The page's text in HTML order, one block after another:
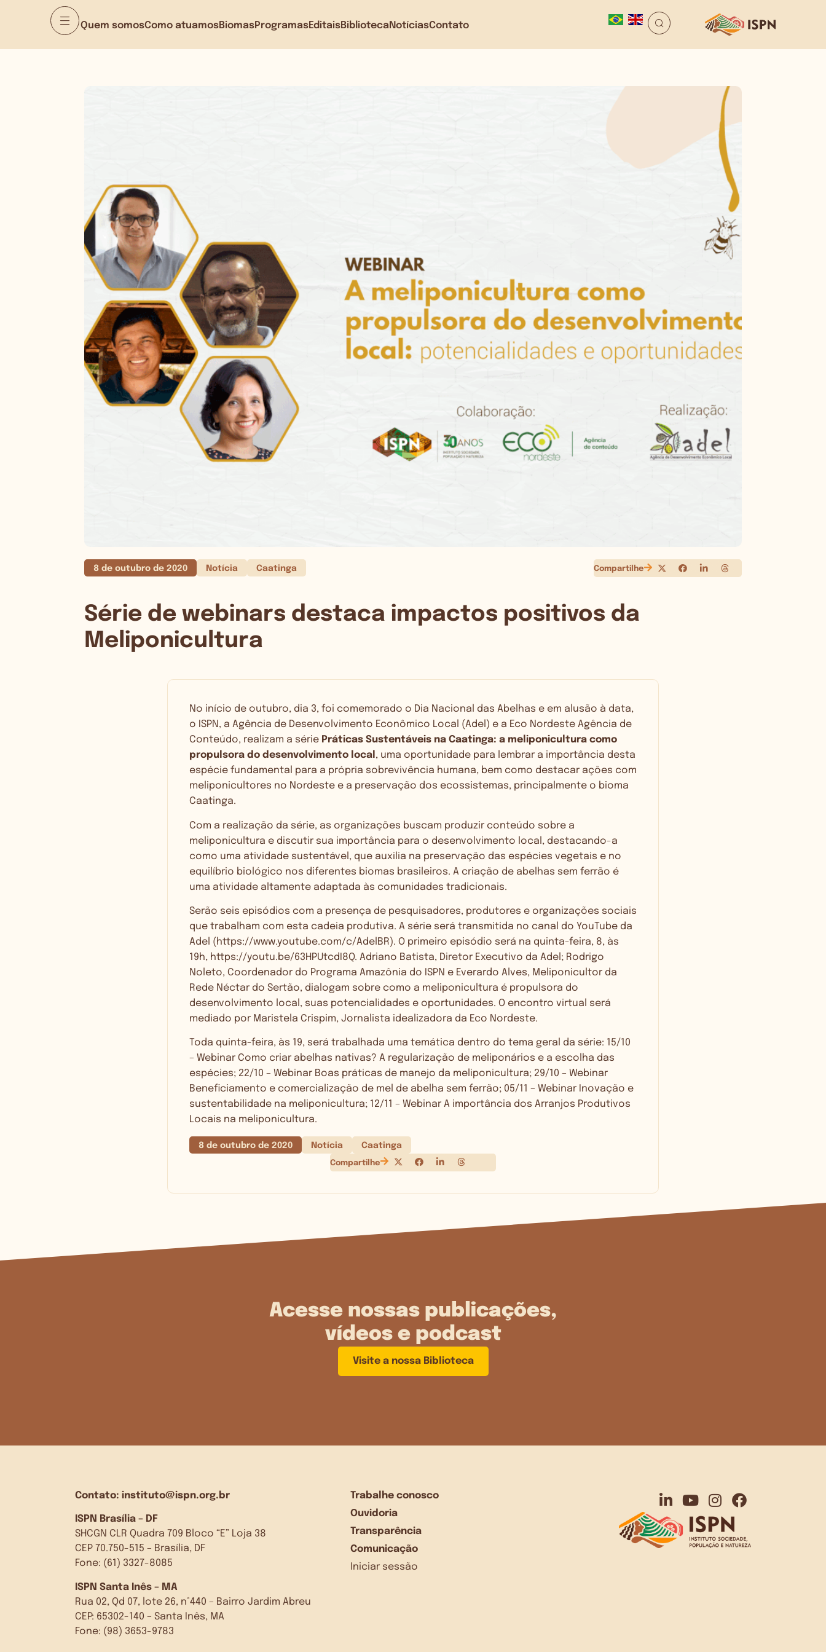
Quem somosComo atuamosBiomasProgramasEditaisBibliotecaNotíciasContato
8 de outubro de 2020 Notícia Caatinga Compartilhe
Série de webinars destaca impactos positivos da
Meliponicultura
No início de outubro, dia 3, foi comemorado o Dia Nacional das Abelhas e em alusão à data,
o ISPN, a Agência de Desenvolvimento Econômico Local (Adel) e a Eco Nordeste Agência de
Conteúdo, realizam a série Práticas Sustentáveis na Caatinga: a meliponicultura como
propulsora do desenvolvimento local , uma oportunidade para lembrar a importância desta
espécie fundamental para a própria sobrevivência humana, bem como destacar ações com
meliponicultores no Nordeste e a preservação dos ecossistemas, principalmente o bioma
Caatinga.
Com a realização da série, as organizações buscam produzir conteúdo sobre a
meliponicultura e discutir sua importância para o desenvolvimento local, destacando-a
como uma atividade sustentável, que auxilia na preservação das espécies vegetais e no
equilíbrio biológico nos diferentes biomas brasileiros. A criação de abelhas sem ferrão é
uma atividade altamente adaptada às comunidades tradicionais.
Serão seis episódios com a presença de pesquisadores, produtores e organizações sociais
que trabalham com esta cadeia produtiva. A série será transmitida no canal do YouTube da
Adel (https://www.youtube.com/c/AdelBR). O primeiro episódio será na quinta-feira, 8, às
19h, https://youtu.be/63HPUtcdI8Q. Adriano Batista, Diretor Executivo da Adel; Rodrigo
Noleto, Coordenador do Programa Amazônia do ISPN e Everardo Alves, Meliponicultor da
Rede Néctar do Sertão, dialogam sobre como a meliponicultura é propulsora do
desenvolvimento local, suas potencialidades e oportunidades. O encontro virtual será
mediado por Maristela Crispim, Jornalista idealizadora da Eco Nordeste.
Toda quinta-feira, às 19, será trabalhada uma temática dentro do tema geral da série: 15/10
– Webinar Como criar abelhas nativas? A regularização de meliponários e a escolha das
espécies; 22/10 – Webinar Boas práticas de manejo da meliponicultura; 29/10 – Webinar
Beneficiamento e comercialização de mel de abelha sem ferrão; 05/11 – Webinar Inovação e
sustentabilidade na meliponicultura; 12/11 – Webinar A importância dos Arranjos Produtivos
Locais na meliponicultura.
8 de outubro de 2020 Notícia Caatinga
Compartilhe
Acesse nossas publicações,
vídeos e podcast
Visite a nossa Biblioteca
Contato: instituto@ispn.org.br
ISPN Brasília – DF
SHCGN CLR Quadra 709 Bloco “E” Loja 38
CEP 70.750-515 – Brasília, DF
Fone: (61) 3327-8085
ISPN Santa Inês – MA
Rua 02, Qd 07, lote 26, n°440 – Bairro Jardim Abreu
CEP: 65302-140 – Santa Inês, MA
Fone: (98) 3653-9783
Trabalhe conosco
Ouvidoria
Transparência
Comunicação
Iniciar sessão